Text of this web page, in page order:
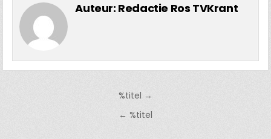
Auteur: Redactie Ros TVKrant
%titel →
← %titel